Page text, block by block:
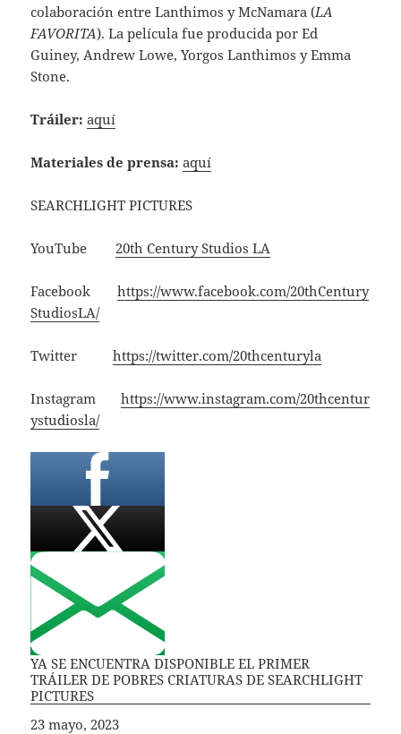
colaboración entre Lanthimos y McNamara (LA
FAVORITA). La película fue producida por Ed
Guiney, Andrew Lowe, Yorgos Lanthimos y Emma
Stone.
Tráiler: aquí
Materiales de prensa:aquí
SEARCHLIGHT PICTURES
YouTube 20th Century Studios LA
Facebookhttps://www.facebook.com/20thCentury
StudiosLA/
Twitterhttps://twitter.com/20thcenturyla
Instagramhttps://www.instagram.com/20thcentur
ystudiosla/
YA SE ENCUENTRA DISPONIBLE EL PRIMER
TRÁILER DE POBRES CRIATURAS DE SEARCHLIGHT
PICTURES
Fecha
23 mayo, 2023